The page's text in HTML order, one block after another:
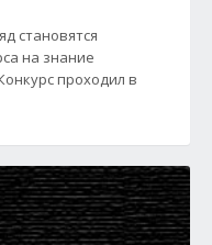
становятся
на знание
проходил в